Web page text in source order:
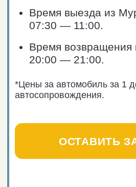
эмоциями и приятно удивитесь
разнообразию красок и настроения
Арктики.